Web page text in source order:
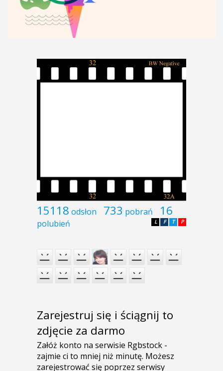
15118 odsłon 733 pobrań 16
polubień P
T
F
L
Zarejestruj się i ściągnij to
zdjęcie za darmo